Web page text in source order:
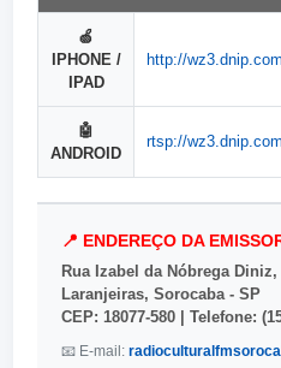
🍏
IPHONE /
IPAD
http://
🤖
ANDROID
rtsp://
📍 ENDEREÇO DA
Rua Izabel da Nóbrega Diniz,
Laranjeiras, Sorocaba - SP
CEP: 18077-580 | Telefone:
📧 E-mail: